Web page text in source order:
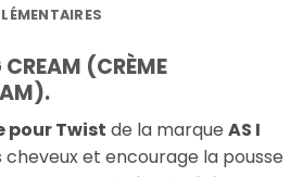
(CRÈME
pour Twist de la marque AS I
et encourage la pousse